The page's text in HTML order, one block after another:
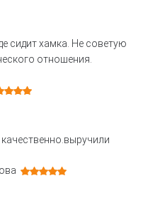
сидит хамка. Не советую
отношения.